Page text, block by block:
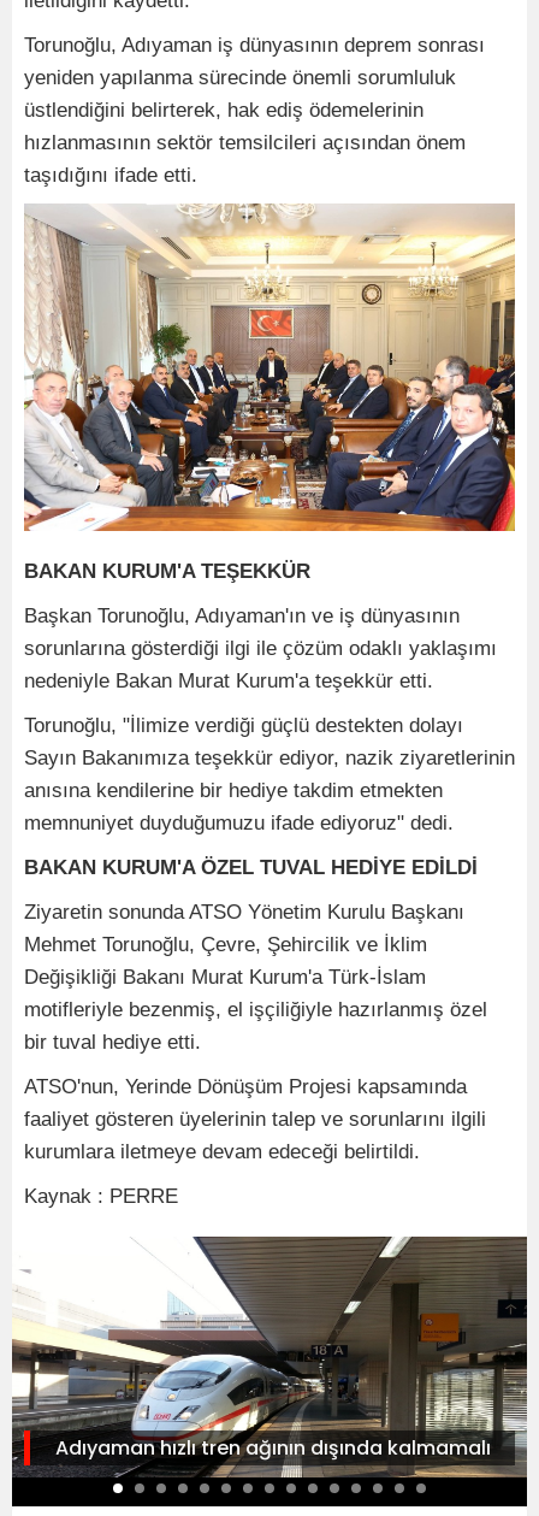
Torunoğlu, Adıyaman iş dünyasının deprem sonrası
yeniden yapılanma sürecinde önemli sorumluluk
üstlendiğini belirterek, hak ediş ödemelerinin
hızlanmasının sektör temsilcileri açısından önem
taşıdığını ifade etti.
BAKAN KURUM'A TEŞEKKÜR
Başkan Torunoğlu, Adıyaman'ın ve iş dünyasının
sorunlarına gösterdiği ilgi ile çözüm odaklı yaklaşımı
nedeniyle Bakan Murat Kurum'a teşekkür etti.
Torunoğlu, "İlimize verdiği güçlü destekten dolayı
Sayın Bakanımıza teşekkür ediyor, nazik ziyaretlerinin
anısına kendilerine bir hediye takdim etmekten
memnuniyet duyduğumuzu ifade ediyoruz" dedi.
BAKAN KURUM'A ÖZEL TUVAL HEDİYE EDİLDİ
Ziyaretin sonunda ATSO Yönetim Kurulu Başkanı
Mehmet Torunoğlu, Çevre, Şehircilik ve İklim
Değişikliği Bakanı Murat Kurum'a Türk-İslam
motifleriyle bezenmiş, el işçiliğiyle hazırlanmış özel
bir tuval hediye etti.
ATSO'nun, Yerinde Dönüşüm Projesi kapsamında
faaliyet gösteren üyelerinin talep ve sorunlarını ilgili
kurumlara iletmeye devam edeceği belirtildi.
Kaynak : PERRE
Adıyaman hızlı tren ağının dışında kalmamalı